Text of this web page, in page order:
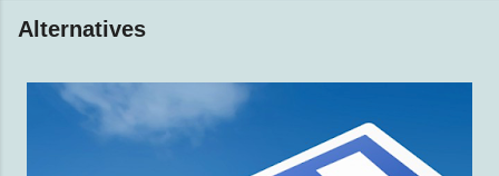
Alternatives